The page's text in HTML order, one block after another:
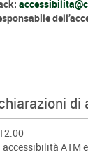
di
ATM